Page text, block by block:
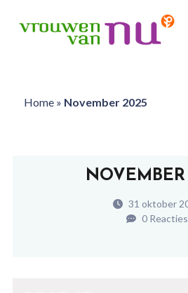
Home» November 2025
31 oktober
0 Reacties